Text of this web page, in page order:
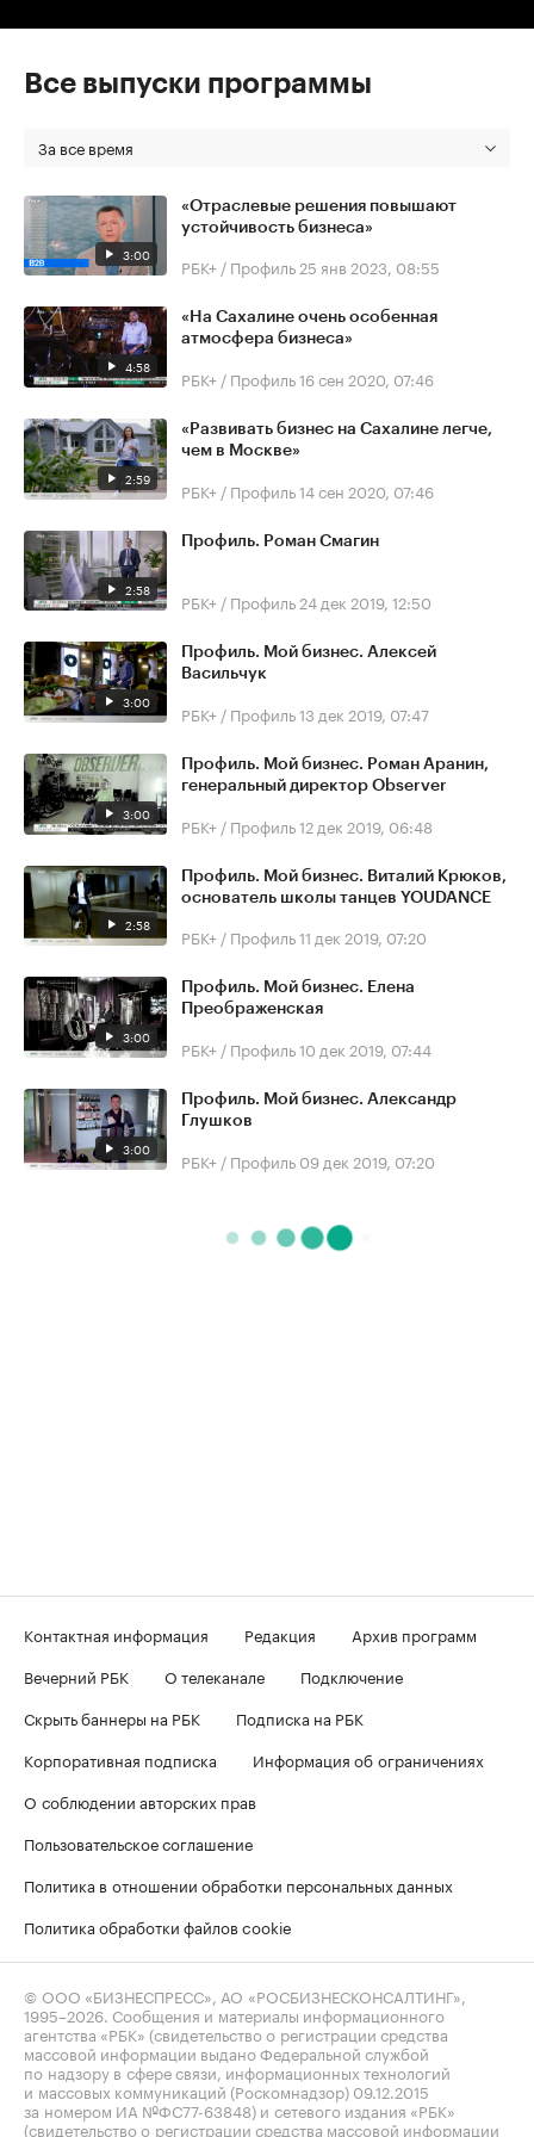
Все выпуски программы
За все время
3:00
«Отраслевые решения повышают
устойчивость бизнеса»
РБК+ / Профиль 25 янв 2023, 08:55
4:58
«На Сахалине очень особенная
атмосфера бизнеса»
РБК+ / Профиль16 сен 2020, 07:46
2:59
«Развивать бизнес на Сахалине легче,
чем в Москве»
РБК+ / Профиль14 сен 2020, 07:46
2:58
Профиль. Роман Смагин
РБК+ / Профиль 24 дек 2019, 12:50
3:00
Профиль. Мой бизнес. Алексей
Васильчук
РБК+ / Профиль13 дек 2019, 07:47
3:00
Профиль. Мой бизнес. Роман Аранин,
генеральный директор Observer
РБК+ / Профиль12 дек 2019, 06:48
2:58
Профиль. Мой бизнес. Виталий Крюков,
основатель школы танцев YOUDANCE
РБК+ / Профиль11 дек 2019, 07:20
3:00
Профиль. Мой бизнес. Елена
Преображенская
РБК+ / Профиль10 дек 2019, 07:44
3:00
Профиль. Мой бизнес. Александр
Глушков
РБК+ / Профиль 09 дек 2019, 07:20
Контактная информация Редакция
Архив программ
Вечерний РБК
О телеканале
Подключение
Скрыть баннеры на РБК
Подписка на РБК
Корпоративная подписка
Информация об ограничениях
О соблюдении авторских прав
Пользовательское соглашение
Политика в отношении обработки персональных данных
Политика обработки файлов cookie
© ООО «БИЗНЕСПРЕСС», АО «РОСБИЗНЕСКОНСАЛТИНГ»,
1995–2026 . Сообщения и материалы информационного
агентства «РБК» (свидетельство о регистрации средства
массовой информации выдано Федеральной службой
по надзору в сфере связи, информационных технологий
и массовых коммуникаций (Роскомнадзор) 09.12.2015
за номером ИА №ФС77-63848) и сетевого издания «РБК»
(свидетельство о регистрации средства массовой информации